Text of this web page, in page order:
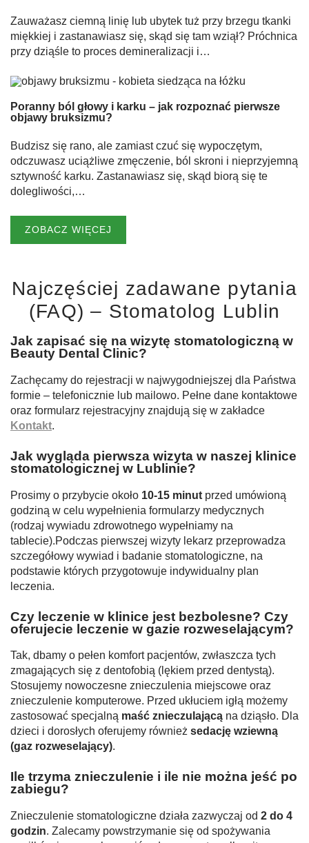
Zauważasz ciemną linię lub ubytek tuż przy brzegu tkanki
miękkiej i zastanawiasz się, skąd się tam wziął? Próchnica
przy dziąśle to proces demineralizacji i…
Poranny ból głowy i karku – jak rozpoznać pierwsze
objawy bruksizmu?
Budzisz się rano, ale zamiast czuć się wypoczętym,
odczuwasz uciążliwe zmęczenie, ból skroni i nieprzyjemną
sztywność karku. Zastanawiasz się, skąd biorą się te
dolegliwości,…
ZOBACZ WIĘCEJ
Najczęściej zadawane pytania
(FAQ) – Stomatolog Lublin
Jak zapisać się na wizytę stomatologiczną w
Beauty Dental Clinic?
Zachęcamy do rejestracji w najwygodniejszej dla Państwa
formie – telefonicznie lub mailowo. Pełne dane kontaktowe
oraz formularz rejestracyjny znajdują się w zakładce
Kontakt.
Jak wygląda pierwsza wizyta w naszej klinice
stomatologicznej w Lublinie?
Prosimy o przybycie około 10-15 minut przed umówioną
godziną w celu wypełnienia formularzy medycznych
(rodzaj wywiadu zdrowotnego wypełniamy na
tablecie).Podczas pierwszej wizyty lekarz przeprowadza
szczegółowy wywiad i badanie stomatologiczne, na
podstawie których przygotowuje indywidualny plan
leczenia.
Czy leczenie w klinice jest bezbolesne? Czy
oferujecie leczenie w gazie rozweselającym?
Tak, dbamy o pełen komfort pacjentów, zwłaszcza tych
zmagających się z dentofobią (lękiem przed dentystą).
Stosujemy nowoczesne znieczulenia miejscowe oraz
znieczulenie komputerowe. Przed ukłuciem igłą możemy
zastosować specjalną maść znieczulającą na dziąsło. Dla
dzieci i dorosłych oferujemy również sedację wziewną
(gaz rozweselający).
Ile trzyma znieczulenie i ile nie można jeść po
zabiegu?
Znieczulenie stomatologiczne działa zazwyczaj od 2 do 4
godzin. Zalecamy powstrzymanie się od spożywania